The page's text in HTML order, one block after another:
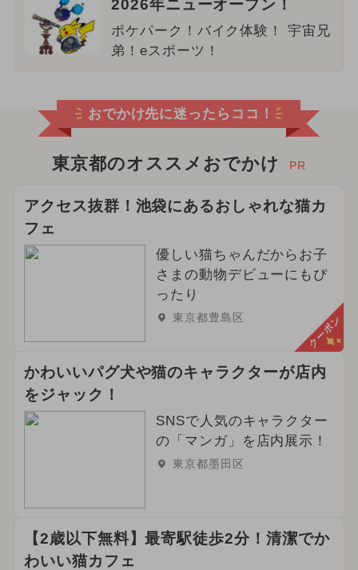
2026年ニューオープン！
ポケパーク！バイク体験！ 宇宙兄
弟！eスポーツ！
おでかけ先に迷ったらココ！
東京都のオススメおでかけ PR
アクセス抜群！池袋にあるおしゃれな猫カ
フェ
優しい猫ちゃんだからお子
さまの動物デビューにもぴ
ったり
東京都豊島区 クーポン
かわいいパグ犬や猫のキャラクターが店内
をジャック！
SNSで人気のキャラクター
の「マンガ」を店内展示！
東京都墨田区
【2歳以下無料】最寄駅徒歩2分！清潔でか
わいい猫カフェ